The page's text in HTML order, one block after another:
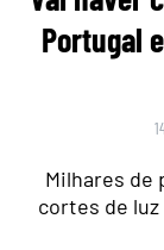
Portugal
Milhares de
cortes de